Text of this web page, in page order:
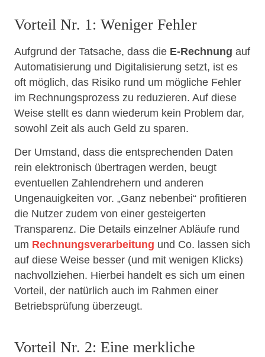
Vorteil Nr. 1: Weniger Fehler
Aufgrund der Tatsache, dass die E-Rechnung auf
Automatisierung und Digitalisierung setzt, ist es
oft möglich, das Risiko rund um mögliche Fehler
im Rechnungsprozess zu reduzieren. Auf diese
Weise stellt es dann wiederum kein Problem dar,
sowohl Zeit als auch Geld zu sparen.
Der Umstand, dass die entsprechenden Daten
rein elektronisch übertragen werden, beugt
eventuellen Zahlendrehern und anderen
Ungenauigkeiten vor. „Ganz nebenbei“ profitieren
die Nutzer zudem von einer gesteigerten
Transparenz. Die Details einzelner Abläufe rund
um Rechnungsverarbeitung und Co. lassen sich
auf diese Weise besser (und mit wenigen Klicks)
nachvollziehen. Hierbei handelt es sich um einen
Vorteil, der natürlich auch im Rahmen einer
Betriebsprüfung überzeugt.
Vorteil Nr. 2: Eine merkliche